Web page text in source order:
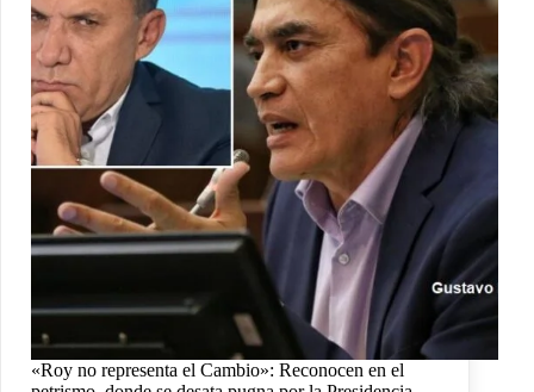
«Roy no representa el Cambio»: Reconocen en el